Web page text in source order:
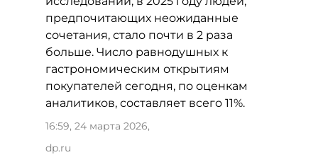
предпочитающих неожиданные
сочетания, стало почти в 2 раза
больше. Число равнодушных к
гастрономическим открытиям
покупателей сегодня, по оценкам
аналитиков, составляет всего 11%.
16:59, 24 марта 2026,
dp.ru